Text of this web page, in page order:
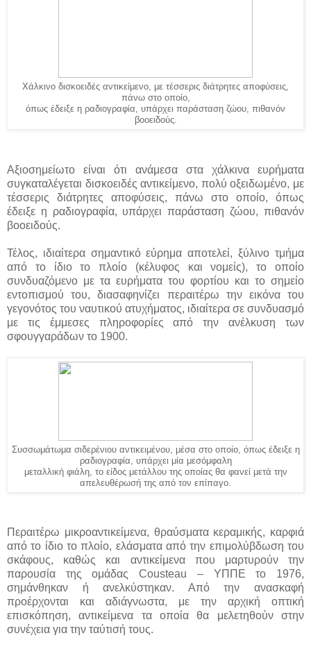
Χάλκινο δισκοειδές αντικείμενο, με τέσσερις διάτρητες αποφύσεις,
πάνω στο οποίο,
όπως έδειξε η ραδιογραφία, υπάρχει παράσταση ζώου, πιθανόν
βοοειδούς.
Αξιοσημείωτο είναι ότι ανάμεσα στα χάλκινα ευρήματα
συγκαταλέγεται δισκοειδές αντικείμενο, πολύ οξειδωμένο, με
τέσσερις διάτρητες αποφύσεις, πάνω στο οποίο, όπως
έδειξε η ραδιογραφία, υπάρχει παράσταση ζώου, πιθανόν
βοοειδούς.
Τέλος, ιδιαίτερα σημαντικό εύρημα αποτελεί, ξύλινο τμήμα
από το ίδιο το πλοίο (κέλυφος και νομείς), το οποίο
συνδυαζόμενο με τα ευρήματα του φορτίου και το σημείο
εντοπισμού του, διασαφηνίζει περαιτέρω την εικόνα του
γεγονότος του ναυτικού ατυχήματος, ιδιαίτερα σε συνδυασμό
με τις έμμεσες πληροφορίες από την ανέλκυση των
σφουγγαράδων το 1900.
Συσσωμάτωμα σιδερένιου αντικειμένου, μέσα στο οποίο, όπως έδειξε η
ραδιογραφία, υπάρχει μία μεσόμφαλη
μεταλλική φιάλη, το είδος μετάλλου της οποίας θα φανεί μετά την
απελευθέρωσή της από τον επίπαγο.
Περαιτέρω μικροαντικείμενα, θραύσματα κεραμικής, καρφιά
από το ίδιο το πλοίο, ελάσματα από την επιμολύβδωση του
σκάφους, καθώς και αντικείμενα που μαρτυρούν την
παρουσία της ομάδας Cousteau – ΥΠΠΕ το 1976,
σημάνθηκαν ή ανελκύστηκαν. Από την ανασκαφή
προέρχονται και αδιάγνωστα, με την αρχική οπτική
επισκόπηση, αντικείμενα τα οποία θα μελετηθούν στην
συνέχεια για την ταύτισή τους.